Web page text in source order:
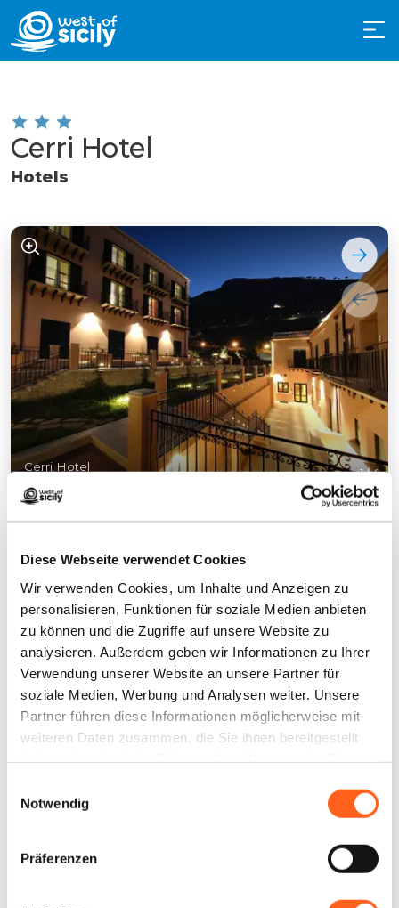
Diese Webseite verwendet Cookies
Wir verwenden Cookies, um Inhalte und Anzeigen zu
personalisieren, Funktionen für soziale Medien anbieten
zu können und die Zugriffe auf unsere Website zu
analysieren. Außerdem geben wir Informationen zu Ihrer
Verwendung unserer Website an unsere Partner für
soziale Medien, Werbung und Analysen weiter. Unsere
Partner führen diese Informationen möglicherweise mit
weiteren Daten zusammen, die Sie ihnen bereitgestellt
Notwendig
Präferenzen
Kontakte:
Cerri Hotel
Via Mascagni 4
Telefon092434999
E-Mailinfo@cerrihotel.it
Website
LBL_CIN_CDEIT081005A126PFB53B
Wie kommt man
Infos anfordern
Cerri Hotel
Hotels
Cerri Hotel 1/4